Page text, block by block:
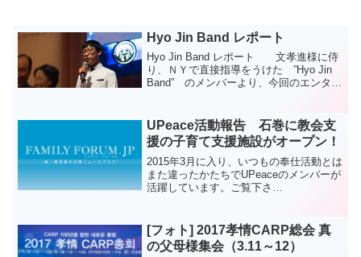
Hyo Jin Band レポート
Hyo Jin Band レポート 文孝進様に侍
り、ＮＹで直接指導をうけた ”Hyo Jin
Band” のメンバーより、今回のエンター
していただきました。 去る5/...
UPeace活動報告 石巻に教会支
援の子育て支援施設がオープン！
2015年3月に入り、いつもの奉仕活動とは
また違ったかたちでUPeaceのメンバーが
活躍しています。ご覧下さ
の一環として支援し建設を進めていた子
育て支援施設「えんじ...
[フォト] 2017孝情CARP総会 真
の父母様集会（3.11～12）